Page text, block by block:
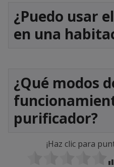
¿Puedo usar
en una
¿Qué modos
purificador?
¡Haz clic para